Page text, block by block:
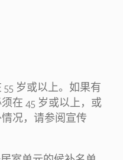
岁或以上。如果有
在 45 岁或以上，或
况，请参阅宣传